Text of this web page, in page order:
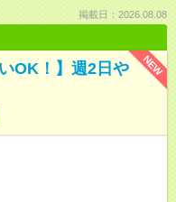
掲載日：2026.08.08
NEW
OK！】週2日や